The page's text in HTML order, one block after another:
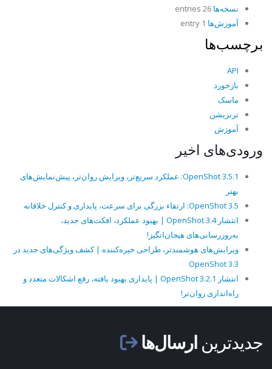
نسخه‌ها
آموزش‌ها
برچسب‌ها
API
بازخورد
ماسک
ترنزیشن
آموزش
ورودی‌های اخیر
OpenShot 3.5.1: عملکرد سریع‌تر، ویرایش روان‌تر، پیش‌نمایش‌های
بهتر
OpenShot 3.5: ارتقاء بزرگی برای سرعت، پایداری و کنترل خلاقانه
انتشار OpenShot 3.4 | بهبود عملکرد، افکت‌های جدید،
به‌روزرسانی‌های هیجان‌انگیز!
ویرایش‌های هوشمندتر، طراحی خیره‌کننده | کشف ویژگی‌های جدید در
OpenShot 3.3
انتشار OpenShot 3.2.1 | پایداری بهبود یافته، رفع اشکالات متعدد و
راه‌اندازی روان‌تر!
جدیدترین ارسال‌ها